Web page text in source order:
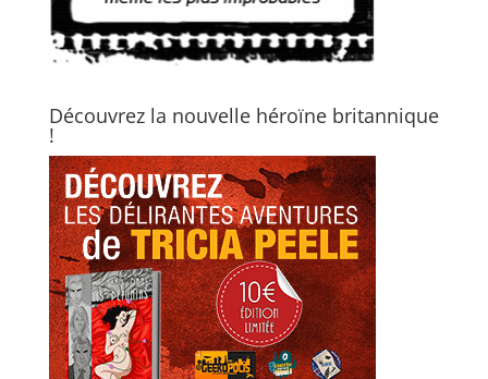
Découvrez la nouvelle héroïne britannique
!